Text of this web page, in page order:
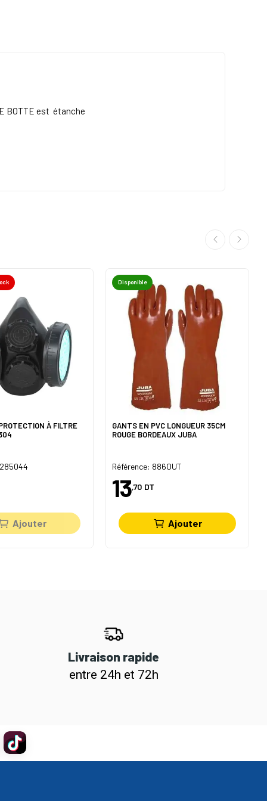
BOTTE est étanche
À FILTRE
Ajouter
Disponible
GANTS EN PVC LONGUEUR 35CM
ROUGE BORDEAUX JUBA
Référence: 886OUT
13,70 DT
Ajouter
Livraison rapide
entre 24h et 72h